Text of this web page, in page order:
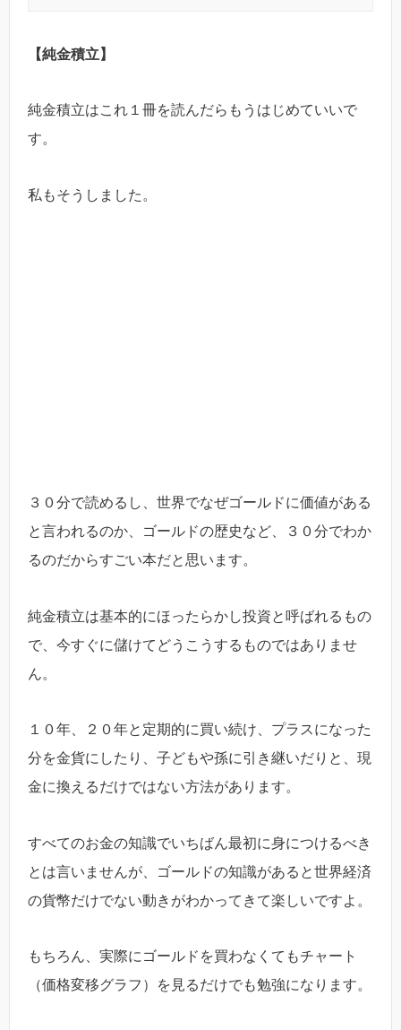
【純金積立】
純金積立はこれ１冊を読んだらもうはじめていいで
す。
私もそうしました。
３０分で読めるし、世界でなぜゴールドに価値がある
と言われるのか、ゴールドの歴史など、３０分でわか
るのだからすごい本だと思います。
純金積立は基本的にほったらかし投資と呼ばれるもの
で、今すぐに儲けてどうこうするものではありませ
ん。
１０年、２０年と定期的に買い続け、プラスになった
分を金貨にしたり、子どもや孫に引き継いだりと、現
金に換えるだけではない方法があります。
すべてのお金の知識でいちばん最初に身につけるべき
とは言いませんが、ゴールドの知識があると世界経済
の貨幣だけでない動きがわかってきて楽しいですよ。
もちろん、実際にゴールドを買わなくてもチャート
（価格変移グラフ）を見るだけでも勉強になります。